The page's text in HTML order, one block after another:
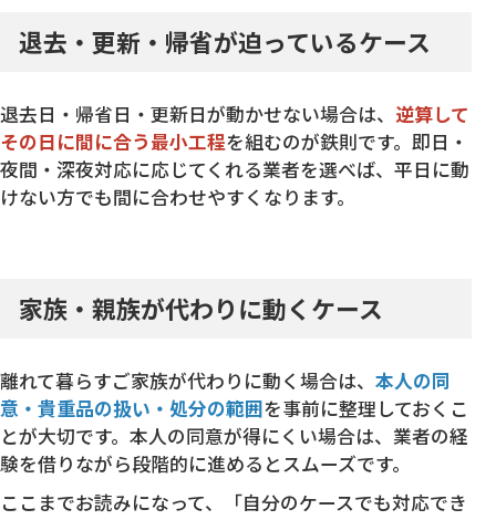
退去・更新・帰省が迫っているケース
退去日・帰省日・更新日が動かせない場合は、 逆算して
その日に間に合う最小工程を組むのが鉄則です。即日・
夜間・深夜対応に応じてくれる業者を選べば、平日に動
けない方でも間に合わせやすくなります。
家族・親族が代わりに動くケース
離れて暮らすご家族が代わりに動く場合は、 本人の同
意・貴重品の扱い・処分の範囲を事前に整理しておくこ
とが大切です。本人の同意が得にくい場合は、業者の経
験を借りながら段階的に進めるとスムーズです。
ここまでお読みになって、「自分のケースでも対応でき